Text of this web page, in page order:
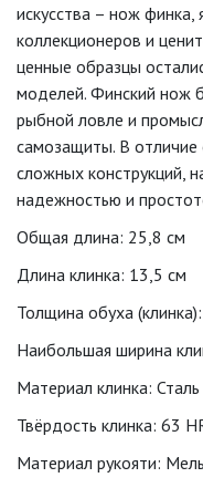
искусства – нож
коллекционеров и
ценные образцы
моделей. Финский нож
рыбной ловле и
самозащиты. В отличие
сложных конструкций,
надежностью и
Общая длина: 25,8 см
Длина клинка: 13,5 см
Толщина обуха
Наибольшая ширина
Материал клинка:
Твёрдость клинка: 63
Материал рукояти: